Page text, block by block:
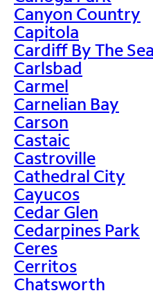
Canyon Country
Capitola
Cardiff By The Sea
Carlsbad
Carmel
Carnelian Bay
Carson
Castaic
Castroville
Cathedral City
Cayucos
Cedar Glen
Cedarpines Park
Ceres
Cerritos
Chatsworth